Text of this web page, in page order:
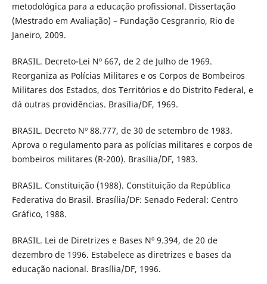
metodológica para a educação profissional. Dissertação
(Mestrado em Avaliação) – Fundação Cesgranrio, Rio de
Janeiro, 2009.
BRASIL. Decreto-Lei Nº 667, de 2 de Julho de 1969.
Reorganiza as Polícias Militares e os Corpos de Bombeiros
Militares dos Estados, dos Territórios e do Distrito Federal, e
dá outras providências. Brasília/DF, 1969.
BRASIL. Decreto Nº 88.777, de 30 de setembro de 1983.
Aprova o regulamento para as polícias militares e corpos de
bombeiros militares (R-200). Brasília/DF, 1983.
BRASIL. Constituição (1988). Constituição da República
Federativa do Brasil. Brasília/DF: Senado Federal: Centro
Gráfico, 1988.
BRASIL. Lei de Diretrizes e Bases Nº 9.394, de 20 de
dezembro de 1996. Estabelece as diretrizes e bases da
educação nacional. Brasília/DF, 1996.